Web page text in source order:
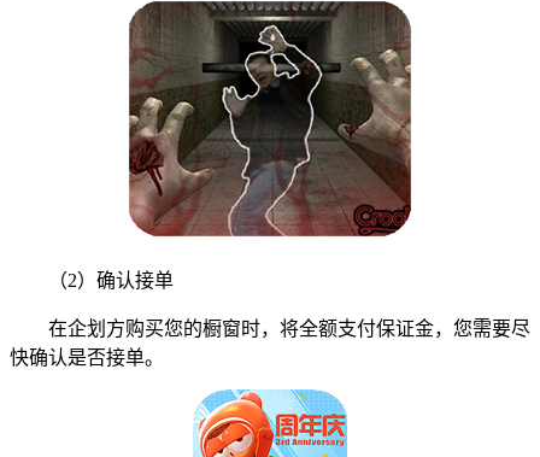
（2）确认接单
在企划方购买您的橱窗时，将全额支付保证金，您需要尽
快确认是否接单。